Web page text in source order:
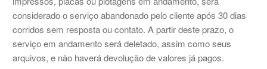
considerado o serviço abandonado pelo cliente após 30 dias
corridos sem resposta ou contato. A partir deste prazo, o
serviço em andamento será deletado, assim como seus
arquivos, e não haverá devolução de valores já pagos.